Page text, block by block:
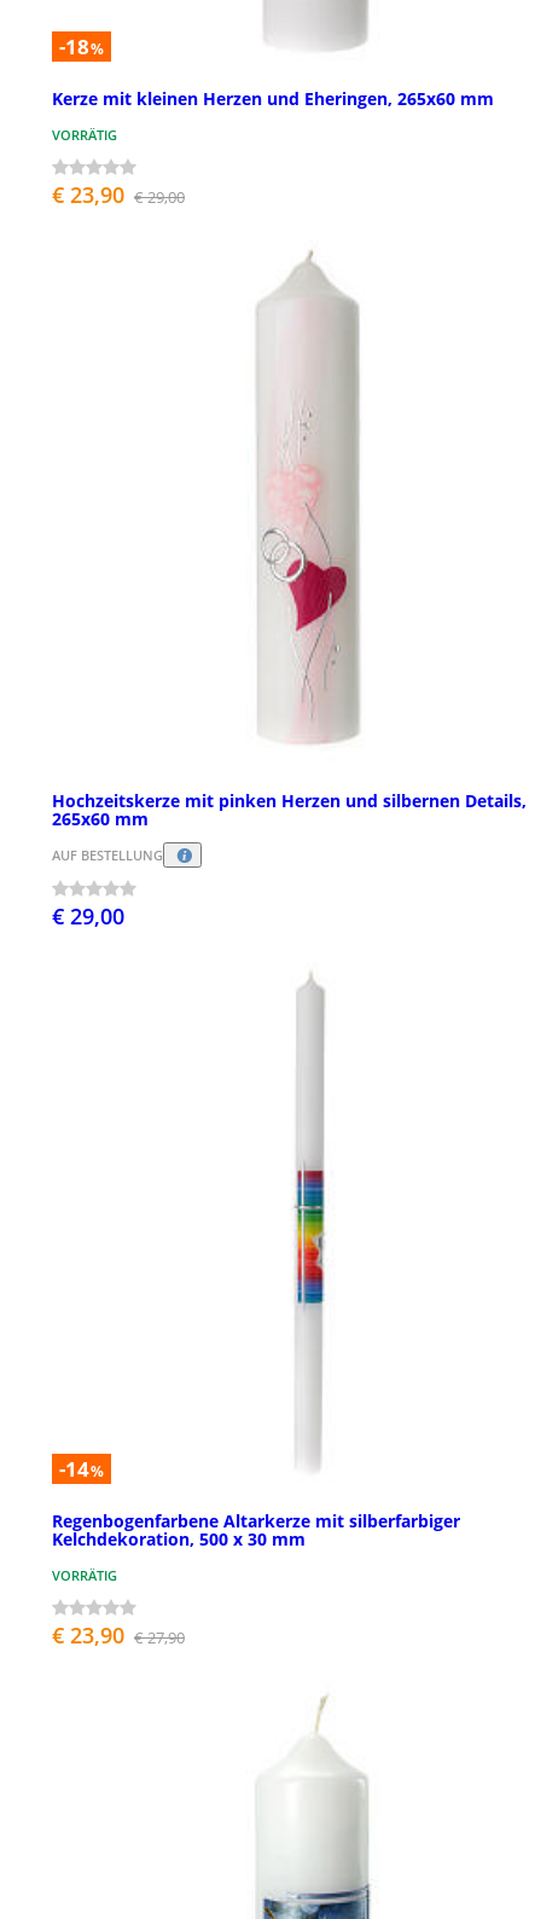
-18%
Kerze mit kleinen Herzen und Eheringen, 265x60 mm
VORRÄTIG
€ 23,90 € 29,00
Hochzeitskerze mit pinken Herzen und silbernen Details,
265x60 mm
AUF BESTELLUNG
€ 29,00
-14%
Regenbogenfarbene Altarkerze mit silberfarbiger
Kelchdekoration, 500 x 30 mm
VORRÄTIG
€ 23,90 € 27,90